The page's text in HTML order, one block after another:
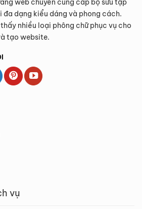
web chuyên cung cấp bộ sưu tập
đa dạng kiểu dáng và phong cách.
nhiều loại phông chữ phục vụ cho
tạo website.
vụ